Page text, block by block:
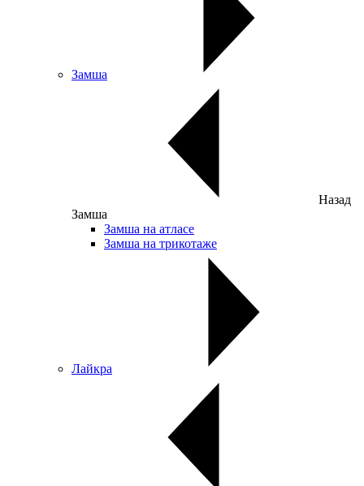
Замша
Назад
Замша
Замша на атласе
Замша на трикотаже
Лайкра